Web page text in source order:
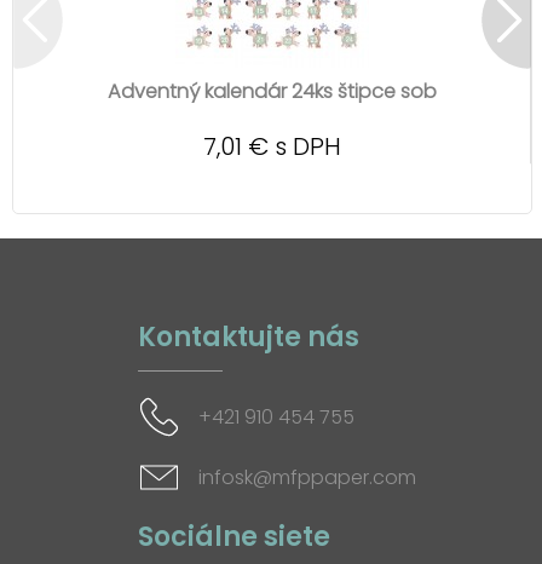
Adventný kalendár 24ks štipce sob
7,01 € s DPH
Kontaktujte nás
+421 910 454 755
infosk@mfppaper.com
Sociálne siete